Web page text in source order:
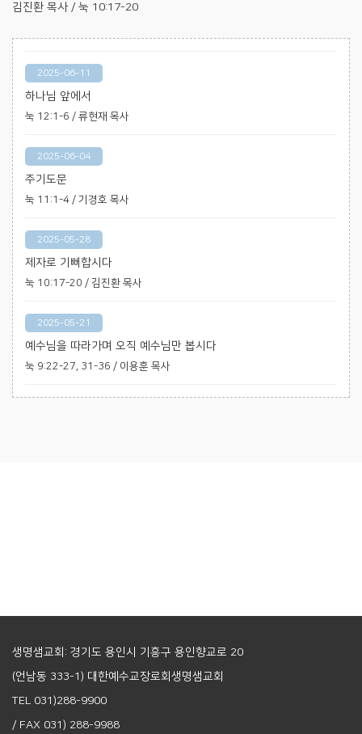
김진환 목사 / 눅 10:17-20
2025-06-11
하나님 앞에서
눅 12:1-6 / 류현재 목사
2025-06-04
주기도문
눅 11:1-4 / 기경호 목사
2025-05-28
제자로 기뻐합시다
눅 10:17-20 / 김진환 목사
2025-05-21
예수님을 따라가며 오직 예수님만 봅시다
눅 9:22-27, 31-36 / 이용훈 목사
생명샘교회: 경기도 용인시 기흥구 용인향교로 20
(언남동 333-1) 대한예수교장로회생명샘교회
TEL 031)288-9900
/ FAX 031) 288-9988